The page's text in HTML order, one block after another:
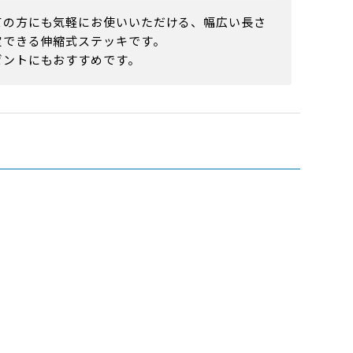
方にも気軽にお使いいただける、幅広い長さ
きる伸縮式ステッキです。
トにもおすすめです。